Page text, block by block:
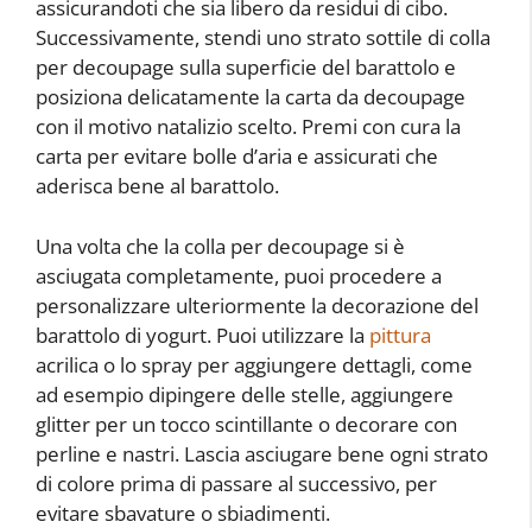
assicurandoti che sia libero da residui di cibo.
Successivamente, stendi uno strato sottile di colla
per decoupage sulla superficie del barattolo e
posiziona delicatamente la carta da decoupage
con il motivo natalizio scelto. Premi con cura la
carta per evitare bolle d’aria e assicurati che
aderisca bene al barattolo.
Una volta che la colla per decoupage si è
asciugata completamente, puoi procedere a
personalizzare ulteriormente la decorazione del
barattolo di yogurt. Puoi utilizzare la pittura
acrilica o lo spray per aggiungere dettagli, come
ad esempio dipingere delle stelle, aggiungere
glitter per un tocco scintillante o decorare con
perline e nastri. Lascia asciugare bene ogni strato
di colore prima di passare al successivo, per
evitare sbavature o sbiadimenti.